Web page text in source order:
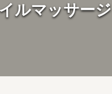
ルマッサー